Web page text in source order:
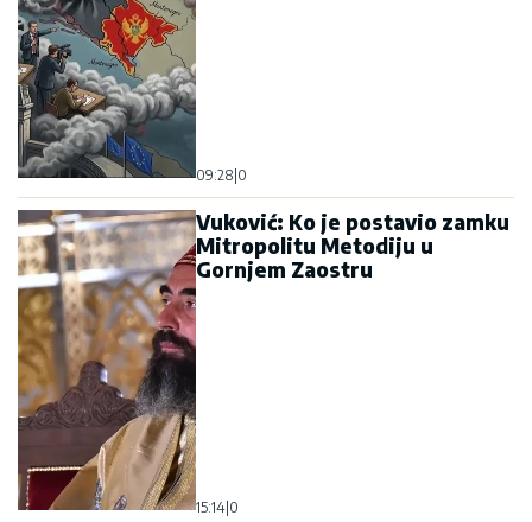
09:28 0
Vuković: Ko je postavio zamku
Mitropolitu Metodiju u
Gornjem Zaostru
15:14 0